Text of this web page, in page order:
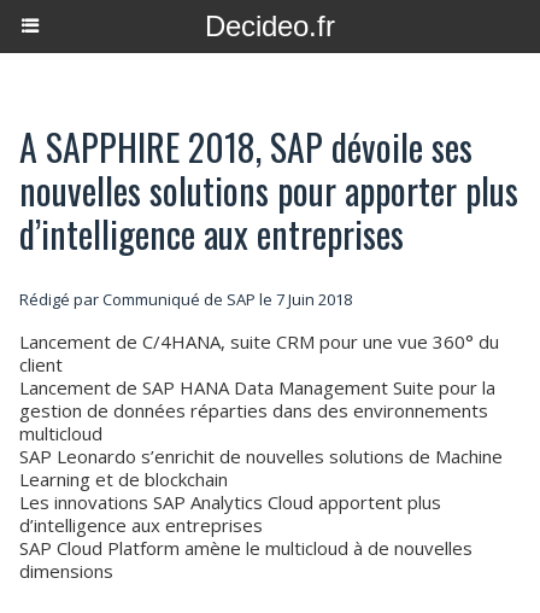
Decideo.fr
A SAPPHIRE 2018, SAP dévoile ses
nouvelles solutions pour apporter plus
d’intelligence aux entreprises
Rédigé par Communiqué de SAP le 7 Juin 2018
Lancement de C/4HANA, suite CRM pour une vue 360° du
client
Lancement de SAP HANA Data Management Suite pour la
gestion de données réparties dans des environnements
multicloud
SAP Leonardo s’enrichit de nouvelles solutions de Machine
Learning et de blockchain
Les innovations SAP Analytics Cloud apportent plus
d’intelligence aux entreprises
SAP Cloud Platform amène le multicloud à de nouvelles
dimensions